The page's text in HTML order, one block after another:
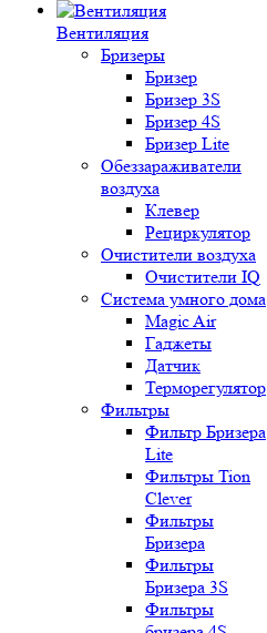
Вентиляция
Бризеры
Бризер
Бризер 3S
Бризер 4S
Бризер Lite
Обеззараживатели
воздуха
Клевер
Рециркулятор
Очистители воздуха
Очистители IQ
Система умного дома
Magic Air
Гаджеты
Датчик
Терморегулятор
Фильтры
Фильтр Бризера
Lite
Фильтры Tion
Clever
Фильтры
Бризера
Фильтры
Бризера 3S
Фильтры